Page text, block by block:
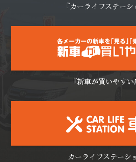
『カーライフステー
『新車が買いやす
カーライフステーシ